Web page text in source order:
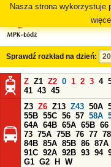
Nasza strona wykorzystuje
Sprawdź rozkład na dzień:
Z Z1 Z2 0 1 2 3 4
41 43 45
Z3 Z6 Z13 Z43 50A
55B 55C 56 57 58A
64A 64B 65A 65B 66
73 75A 75B 76 77 78
84B 85A 85B 86 87A
91C 92A 92B 93 94
G1 G2 H
W